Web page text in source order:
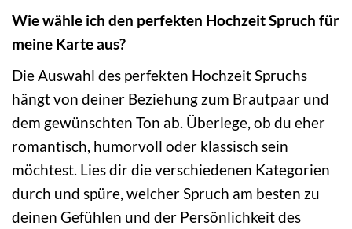
Wie wähle ich den perfekten Hochzeit Spruch für
meine Karte aus?
Die Auswahl des perfekten Hochzeit Spruchs
hängt von deiner Beziehung zum Brautpaar und
dem gewünschten Ton ab. Überlege, ob du eher
romantisch, humorvoll oder klassisch sein
möchtest. Lies dir die verschiedenen Kategorien
durch und spüre, welcher Spruch am besten zu
deinen Gefühlen und der Persönlichkeit des